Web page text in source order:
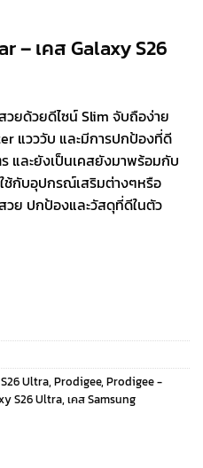
– เคส Galaxy S26
ยด้วยดีไซน์ Slim จับถือง่าย
แวววับ และมีการปกป้องที่ดี
และยังเป็นเคสยังมาพร้อมกับ
ช้กับอุปกรณ์เสริมต่างๆหรือ
ย ปกป้องและวัสดุที่ดีในตัว
Ultra, Prodigee, Prodigee -
S26 Ultra, เคส Samsung